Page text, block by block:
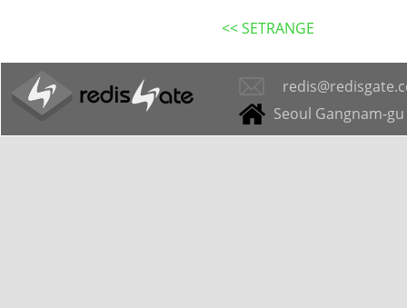
<< SETRANGE
Seoul Gangnam-